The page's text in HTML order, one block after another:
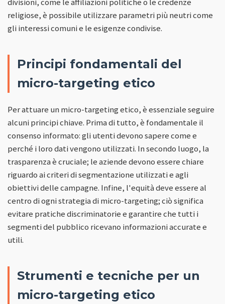
religiose, è possibile utilizzare parametri più neutri come
gli interessi comuni e le esigenze condivise.
Principi fondamentali del
micro-targeting etico
Per attuare un micro-targeting etico, è essenziale seguire
alcuni principi chiave. Prima di tutto, è fondamentale il
consenso informato: gli utenti devono sapere come e
perché i loro dati vengono utilizzati. In secondo luogo, la
trasparenza è cruciale; le aziende devono essere chiare
riguardo ai criteri di segmentazione utilizzati e agli
obiettivi delle campagne. Infine, l'equità deve essere al
centro di ogni strategia di micro-targeting; ciò significa
evitare pratiche discriminatorie e garantire che tutti i
segmenti del pubblico ricevano informazioni accurate e
utili.
Strumenti e tecniche per un
micro-targeting etico